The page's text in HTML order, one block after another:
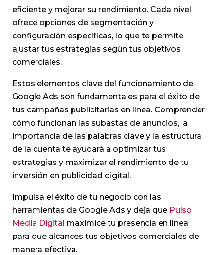
eficiente y mejorar su rendimiento. Cada nivel
ofrece opciones de segmentación y
configuración específicas, lo que te permite
ajustar tus estrategias según tus objetivos
comerciales.
Estos elementos clave del funcionamiento de
Google Ads son fundamentales para el éxito de
tus campañas publicitarias en línea. Comprender
cómo funcionan las subastas de anuncios, la
importancia de las palabras clave y la estructura
de la cuenta te ayudará a optimizar tus
estrategias y maximizar el rendimiento de tu
inversión en publicidad digital.
Impulsa el éxito de tu negocio con las
herramientas de Google Ads y deja que Pulso
Media Digital maximice tu presencia en línea
para que alcances tus objetivos comerciales de
manera efectiva.